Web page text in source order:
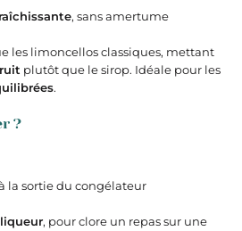
, sans amertume
les limoncellos classiques, mettant
plutôt que le sirop. Idéale pour les
.
?
la sortie du congélateur
, pour clore un repas sur une